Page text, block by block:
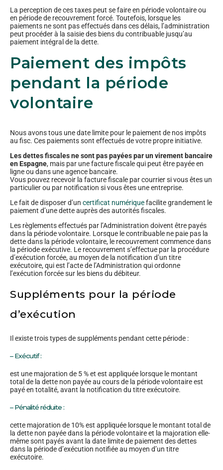
La perception de ces taxes peut se faire en période volontaire ou
en période de recouvrement forcé. Toutefois, lorsque les
paiements ne sont pas effectués dans ces délais, l’administration
peut procéder à la saisie des biens du contribuable jusqu’au
paiement intégral de la dette.
Paiement des impôts
pendant la période
volontaire
Nous avons tous une date limite pour le paiement de nos impôts
au fisc. Ces paiements sont effectués de votre propre initiative.
Les dettes fiscales ne sont pas payées par un virement bancaire
en Espagne, mais par une facture fiscale qui peut être payée en
ligne ou dans une agence bancaire.
Vous pouvez recevoir la facture fiscale par courrier si vous êtes un
particulier ou par notification si vous êtes une entreprise.
Le fait de disposer d’un certificat numériquefacilite grandement le
paiement d’une dette auprès des autorités fiscales.
Les règlements effectués par l’Administration doivent être payés
dans la période volontaire. Lorsque le contribuable ne paie pas la
dette dans la période volontaire, le recouvrement commence dans
la période exécutive. Le recouvrement s’effectue par la procédure
d’exécution forcée, au moyen de la notification d’un titre
exécutoire, qui est l’acte de l’Administration qui ordonne
l’exécution forcée sur les biens du débiteur.
Suppléments pour la période
d’exécution
Il existe trois types de suppléments pendant cette période :
– Exécutif :
est une majoration de 5 % et est appliquée lorsque le montant
total de la dette non payée au cours de la période volontaire est
payé en totalité, avant la notification du titre exécutoire.
– Pénalité réduite :
cette majoration de 10% est appliquée lorsque le montant total de
la dette non payée dans la période volontaire et la majoration elle-
même sont payés avant la date limite de paiement des dettes
dans la période d’exécution notifiée au moyen d’un titre
exécutoire.